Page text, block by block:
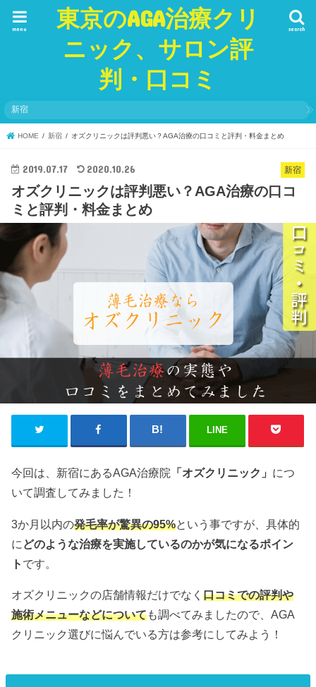
東京のAGA治療クリ
ニック、サロン評
判・口コミ
search
menu
新宿
HOME 新宿 オズクリニックは評判悪い？AGA治療の口コミと評判・料金まとめ
新宿
2019.07.17 2020.10.26
オズクリニックは評判悪い？AGA治療の口コ
ミと評判・料金まとめ
LINE
今回は、新宿にあるAGA治療院 「オズクリニック」 につ
いて調査してみました！
3か月以内の発毛率が驚異の95%という事ですが、具体的
に どのような治療を実施しているのかが気になるポイン
ト です。
オズクリニックの店舗情報だけでなく口コミでの評判や
施術メニューなどについても調べてみましたので、AGA
クリニック選びに悩んでいる方は参考にしてみよう！